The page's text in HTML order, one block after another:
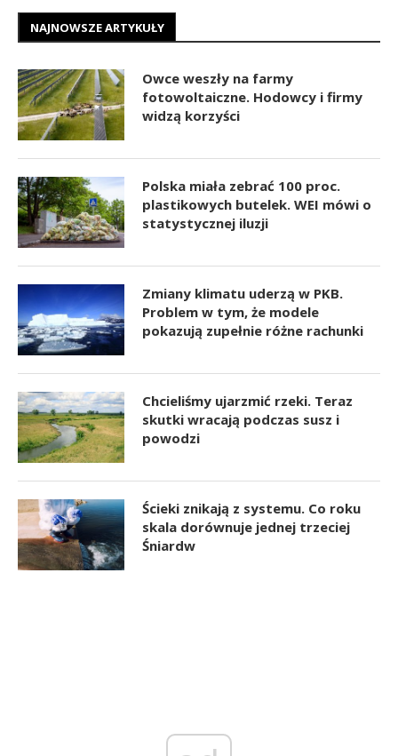
NAJNOWSZE ARTYKUŁY
Owce weszły na farmy
fotowoltaiczne. Hodowcy i firmy
widzą korzyści
Polska miała zebrać 100 proc.
plastikowych butelek. WEI mówi o
statystycznej iluzji
Zmiany klimatu uderzą w PKB.
Problem w tym, że modele
pokazują zupełnie różne rachunki
Chcieliśmy ujarzmić rzeki. Teraz
skutki wracają podczas susz i
powodzi
Ścieki znikają z systemu. Co roku
skala dorównuje jednej trzeciej
Śniardw